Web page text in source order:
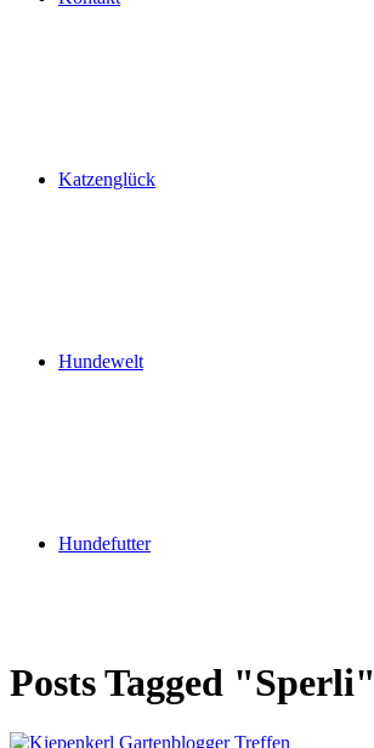
Katzenglück
Hundewelt
Hundefutter
Posts Tagged "Sperli"